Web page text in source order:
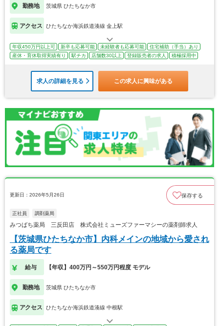
勤務地 茨城県 ひたちなか市
アクセス ひたちなか海浜鉄道湊線 金上駅
年収450万円以上可 新卒も応募可能 未経験者も応募可能
住宅補助（手当）あり
産休・育休取得実績有り
駅チカ 店舗数30以上 登録販売者の求人 積極採用中
求人の詳細を見る この求人に興味がある
更新日：2026年5月26日 保存する
正社員 調剤薬局
みつばち薬局 三反田店 株式会社ミューズファーマシーの薬剤師求人
【茨城県ひたちなか市】内科メインの地域から愛され
る薬局です
給与 【年収】400万円～550万円程度 モデル
勤務地 茨城県 ひたちなか市
アクセス ひたちなか海浜鉄道湊線 中根駅